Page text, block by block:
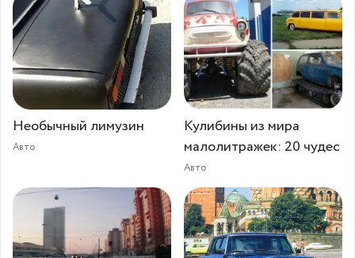
Необычный лимузин
Авто
Кулибины из мира
малолитражек: 20 чудес
Авто